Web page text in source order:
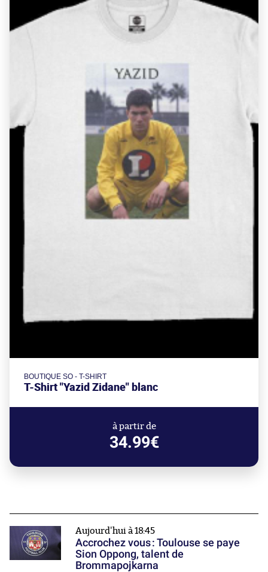
BOUTIQUE SO - T-SHIRT
T-Shirt "Yazid Zidane" blanc
à partir de
34.99€
Aujourd'hui à 18:45
Accrochez vous : Toulouse se paye
Sion Oppong, talent de
Brommapojkarna